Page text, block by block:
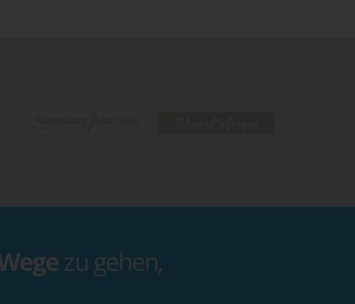
zu gehen,